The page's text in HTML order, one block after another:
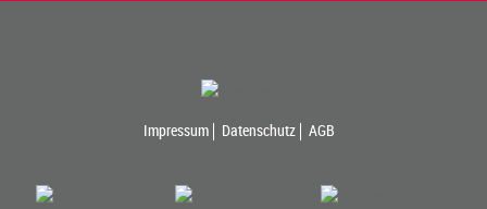
Impressum Datenschutz AGB